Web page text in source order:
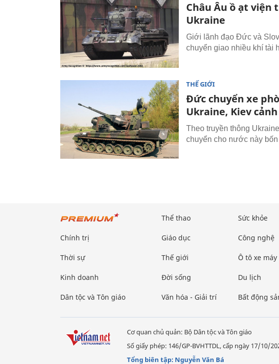
Châu Âu ồ ạt viện
Ukraine
Giới lãnh đạo Đức và
chuyển giao nhiều khí tài
THẾ GIỚI
Đức chuyển xe
Ukraine, Kiev
Theo truyền thông
chuyển cho nước này
Chính trị
Thời sự
Kinh doanh
Dân tộc và Tôn giáo
Thể thao
Giáo dục
Thế giới
Đời sống
Văn hóa - Giải trí
Sức khỏe
Công nghệ
Ô tô xe máy
Du lịch
Bất động
Cơ quan chủ quản: Bộ Dân tộc và Tôn giáo
Số giấy phép: 146/GP-BVHTTDL, cấp ngày 17/10/
Tổng biên tập: Nguyễn Văn Bá